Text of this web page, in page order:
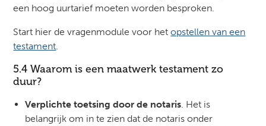
een hoog uurtarief moeten worden besproken.
Start hier de vragenmodule voor hetopstellen van een
testament
5.4 Waarom is een maatwerk testament zo
duur?
Verplichte toetsing door de notaris . Het is
belangrijk om in te zien dat de notaris onder